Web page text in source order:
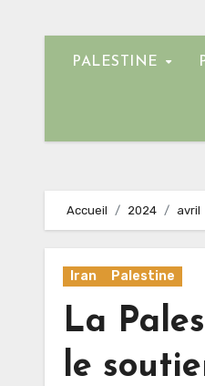
PALESTINE
Accueil 2024 avril
Iran Palestine
La
le